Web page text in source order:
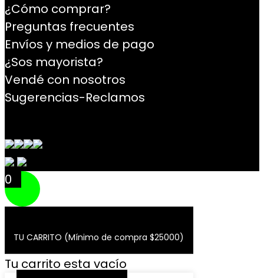
¿Cómo comprar?
Preguntas frecuentes
Envíos y medios de pago
¿Sos mayorista?
Vendé con nosotros
Sugerencias-Reclamos
0
TU CARRITO (Mínimo de compra $25000)
Tu carrito esta vacío